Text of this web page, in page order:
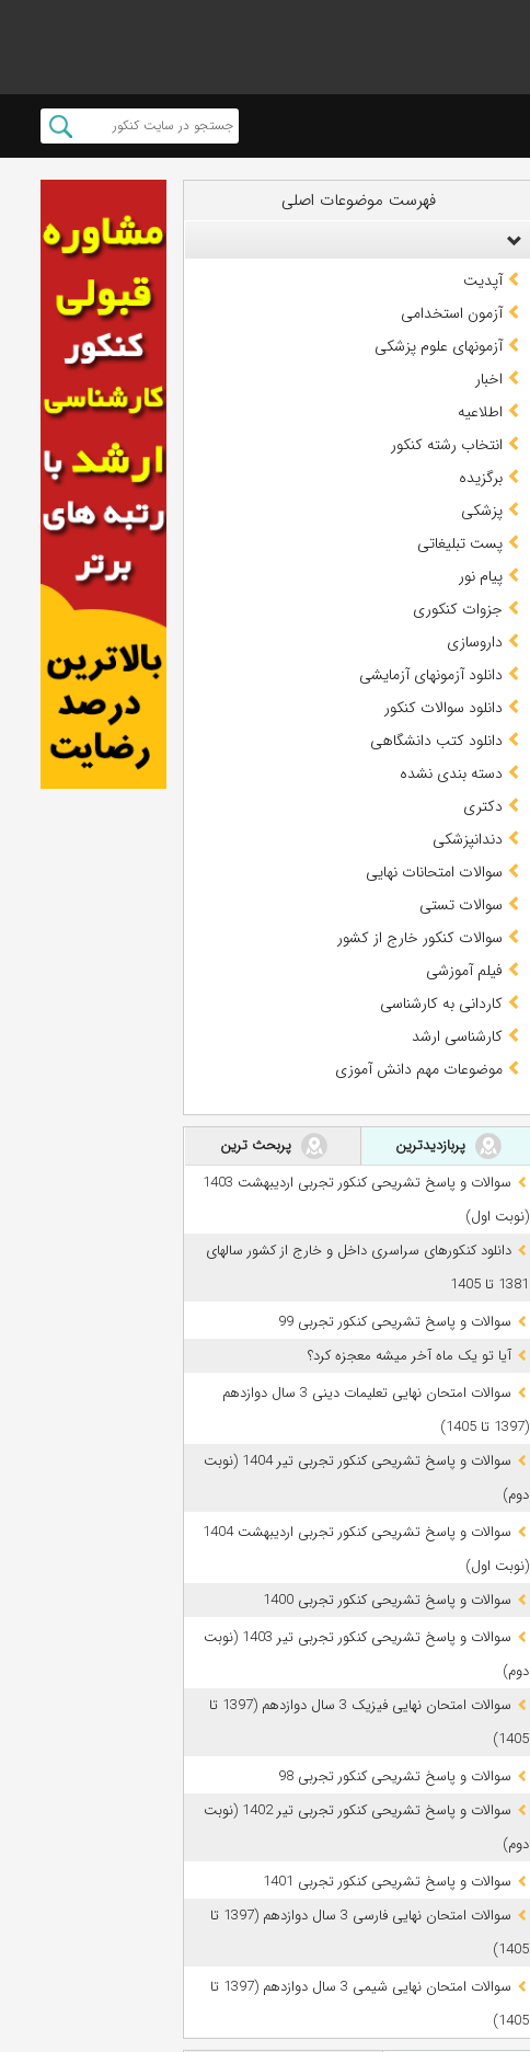
فهرست موضوعات اصلی
آپدیت
آزمون استخدامی
آزمونهای علوم پزشکی
اخبار
اطلاعیه
انتخاب رشته کنکور
برگزیده
پزشکی
پست تبلیغاتی
پیام نور
جزوات کنکوری
داروسازی
دانلود آزمونهای آزمایشی
دانلود سوالات کنکور
دانلود کتب دانشگاهی
دسته بندی نشده
دکتری
دندانپزشکی
سوالات امتحانات نهایی
سوالات تستی
سوالات کنکور خارج از کشور
فیلم آموزشی
کاردانی به کارشناسی
کارشناسی ارشد
موضوعات مهم دانش آموزی
پربازدیدترین
پربحث ترین
سوالات و پاسخ تشریحی کنکور تجربی اردیبهشت 1403
(نوبت اول)
دانلود کنکورهای سراسری داخل و خارج از کشور سالهای
1381 تا 1405
سوالات و پاسخ تشریحی کنکور تجربی 99
آیا تو یک ماه آخر میشه معجزه کرد؟
سوالات امتحان نهایی تعلیمات دینی 3 سال دوازدهم
(1397 تا 1405)
سوالات و پاسخ تشریحی کنکور تجربی تیر 1404 (نوبت
دوم)
سوالات و پاسخ تشریحی کنکور تجربی اردیبهشت 1404
(نوبت اول)
سوالات و پاسخ تشریحی کنکور تجربی 1400
سوالات و پاسخ تشریحی کنکور تجربی تیر 1403 (نوبت
دوم)
سوالات امتحان نهایی فیزیک 3 سال دوازدهم (1397 تا
1405)
سوالات و پاسخ تشریحی کنکور تجربی 98
سوالات و پاسخ تشریحی کنکور تجربی تیر 1402 (نوبت
دوم)
سوالات و پاسخ تشریحی کنکور تجربی 1401
سوالات امتحان نهایی فارسی 3 سال دوازدهم (1397 تا
1405)
سوالات امتحان نهایی شیمی 3 سال دوازدهم (1397 تا
1405)